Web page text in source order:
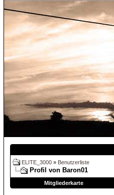
ELITE_3000 » Benutzerliste
Profil von Baron01
Mitgliederkarte